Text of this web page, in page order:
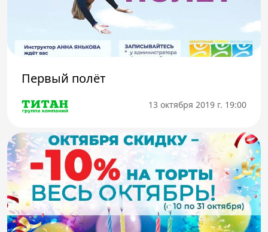
Первый полёт
13 октября 2019 г. 19:00